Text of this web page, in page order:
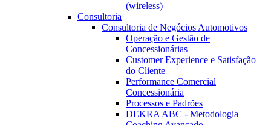
(wireless)
Consultoria
Consultoria de Negócios Automotivos
Operação e Gestão de
Concessionárias
Customer Experience e Satisfação
do Cliente
Performance Comercial
Concessionária
Processos e Padrões
DEKRA ABC - Metodologia